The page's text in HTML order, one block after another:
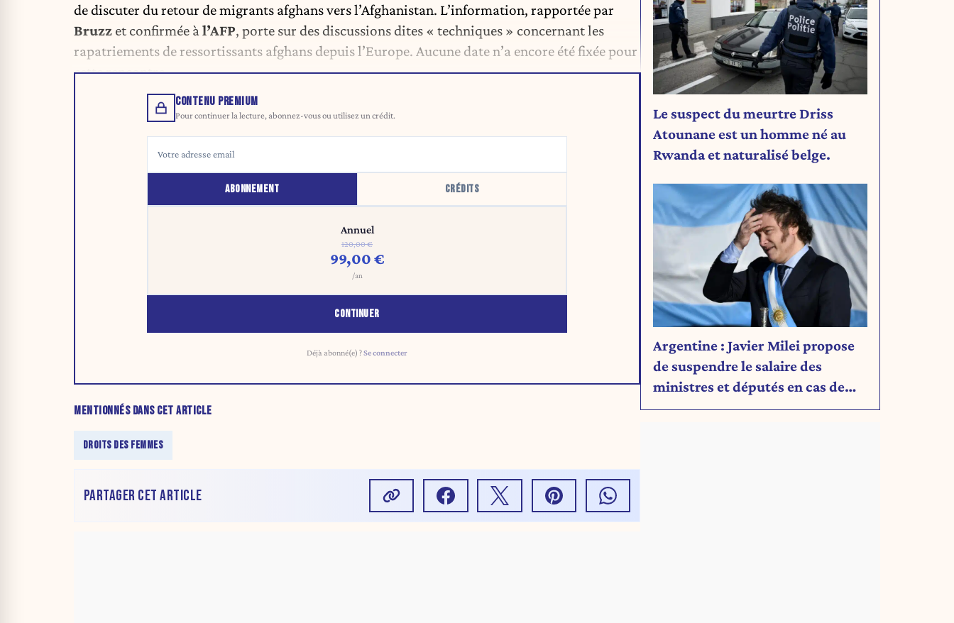
de discuter du retour de migrants afghans vers l’Afghanistan. L’information, rapportée par
Bruzz et confirmée àl’AFP, porte sur des discussions dites « techniques » concernant les
rapatriements de ressortissants afghans depuis l’Europe. Aucune date n’a encore été fixée pour
cette rencontre.
CONTENU PREMIUM
Pour continuer la lecture, abonnez-vous ou utilisez un crédit.
ABONNEMENT CRÉDITS
Annuel
120,00 €
99,00 €
/an
CONTINUER
Déjà abonné(e) ?Se connecter
MENTIONNÉS DANS CET ARTICLE
DROITS DES FEMMES
PARTAGER CET ARTICLE
Le suspect du meurtre Driss
Atounane est un homme né au
Rwanda et naturalisé belge.
Argentine : Javier Milei propose
de suspendre le salaire des
ministres et députés en cas de
déficit budgétaire